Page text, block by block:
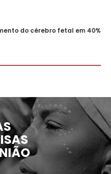
do cérebro fetal em 40%